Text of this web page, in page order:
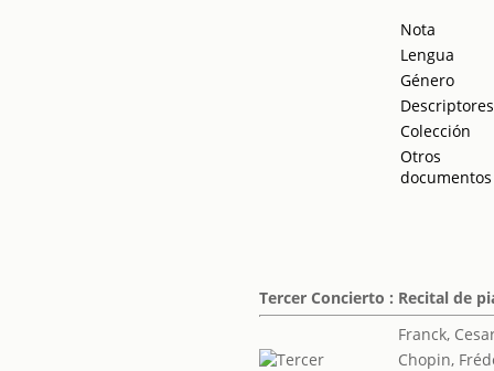
Nota
Lengua
Género
Descriptores
Colección
Otros
documentos
Tercer Concierto : Recital de
Franck,
Chopin,